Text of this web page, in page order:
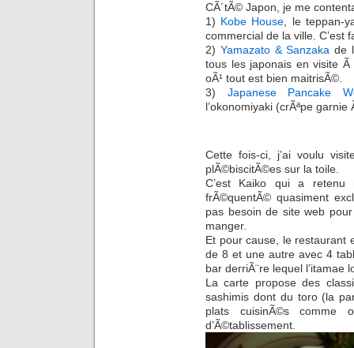
CÃ´tÃ© Japon, je me
1) Kobe House , le
commercial de la ville. C’est
2) Yamazato & Sanzaka de
tous les japonais en visite
oÃ¹ tout est bien maitrisÃ©.
3) Japanese Pancake
l’okonomiyaki (crÃªpe
Cette fois-ci, j’ai voulu
plÃ©biscitÃ©es sur la toile.
C’est Kaiko qui a retenu
frÃ©quentÃ© quasiment
pas besoin de site web
manger.
Et pour cause, le restaurant
de 8 et une autre avec 4
bar derriÃ¨re lequel
La carte propose des
sashimis dont du toro (la
plats cuisinÃ©s
d’Ã©tablissement.